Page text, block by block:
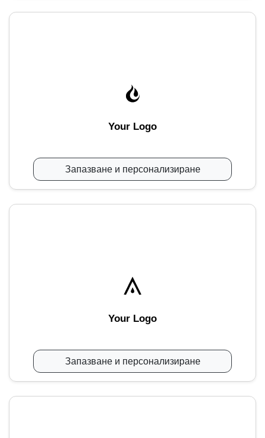
Your Logo
Запазване и персонализиране
Your Logo
Запазване и персонализиране